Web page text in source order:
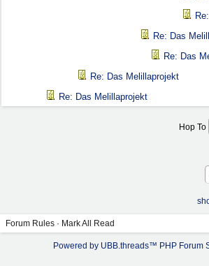
Re: Das
Re: Das
Re: Das Melillaprojekt
Re: Das Melillaprojekt
Hop To
Forum Rules · Mark All Read
Powered by UBB.threads™ PHP Forum